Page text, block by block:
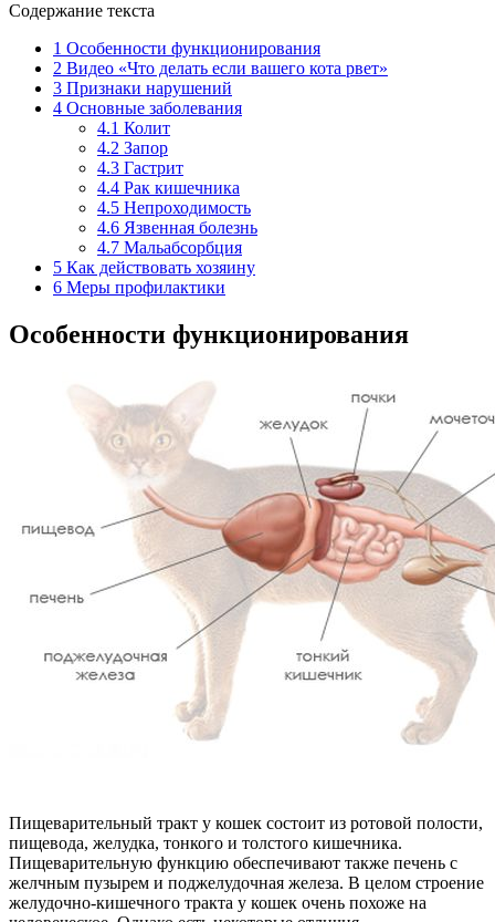
Содержание текста
1 Особенности функционирования
2 Видео «Что делать если вашего кота рвет»
3 Признаки нарушений
4 Основные заболевания
4.1 Колит
4.2 Запор
4.3 Гастрит
4.4 Рак кишечника
4.5 Непроходимость
4.6 Язвенная болезнь
4.7 Мальабсорбция
5 Как действовать хозяину
6 Меры профилактики
Особенности функционирования
Пищеварительный тракт у кошек состоит из ротовой полости,
пищевода, желудка, тонкого и толстого кишечника.
Пищеварительную функцию обеспечивают также печень с
желчным пузырем и поджелудочная железа. В целом строение
желудочно-кишечного тракта у кошек очень похоже на